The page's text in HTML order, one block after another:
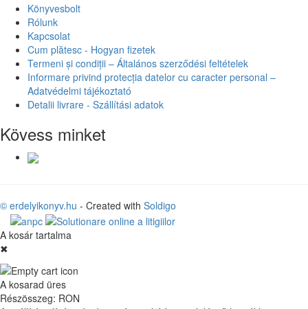
Könyvesbolt
Rólunk
Kapcsolat
Cum plătesc - Hogyan fizetek
Termeni și condiții – Általános szerződési feltételek
Informare privind protecția datelor cu caracter personal –
Adatvédelmi tájékoztató
Detalii livrare - Szállítási adatok
Kövess minket
© erdelyikonyv.hu - Created with Soldigo
A kosár tartalma
✖
A kosarad üres
Részösszeg: RON